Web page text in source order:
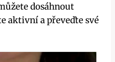
dosáhnout
aktivní a převeďte své